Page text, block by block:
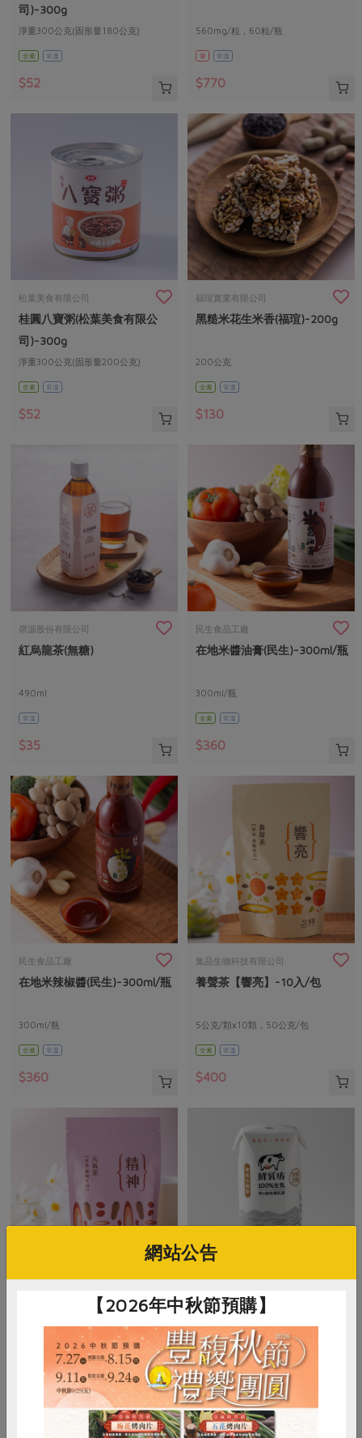
素食專區
節慶大餐
高麗菜海鮮煎餅
下載專區
地區活動
司)-300g
淨重300公克(固形量180公克)
全素 常溫
$52
560mg/粒，60粒/瓶
葷 常溫
$770
松葉美食有限公司
桂圓八寶粥(松葉美食有限公
司)-300g
淨重300公克(固形量200公克)
全素 常溫
$52
福瑄實業有限公司
黑糙米花生米香(福瑄)-200g
200公克
全素 常溫
$130
席源股份有限公司
紅烏龍茶(無糖)
490ml
常溫
$35
民生食品工廠
在地米醬油膏(民生)-300ml/瓶
300ml/瓶
全素 常溫
$360
民生食品工廠
在地米辣椒醬(民生)-300ml/瓶
300ml/瓶
全素 常溫
$360
集品生物科技有限公司
養聲茶【響亮】-10入/包
5公克/顆x10顆，50公克/包
全素 常溫
$400
元氣茶【精神】-10入/包
5公克/顆x10顆，50公克/包
常溫
$480
鮮乳坊100%生乳保久乳
200毫升/瓶
奶素 常溫
$38
網站公告
【2026年中秋節預購】